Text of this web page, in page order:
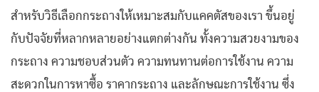
สำหรับวิธีเลือกกระถางให้เหมาะสมกับแคคตัสของเรา ขึ้นอยู่
กับปัจจัยที่หลากหลายอย่างแตกต่างกัน ทั้งความสวยงามของ
กระถาง ความชอบส่วนตัว ความทนทานต่อการใช้งาน ความ
สะดวกในการหาซื้อ ราคากระถาง และลักษณะการใช้งาน ซึ่ง